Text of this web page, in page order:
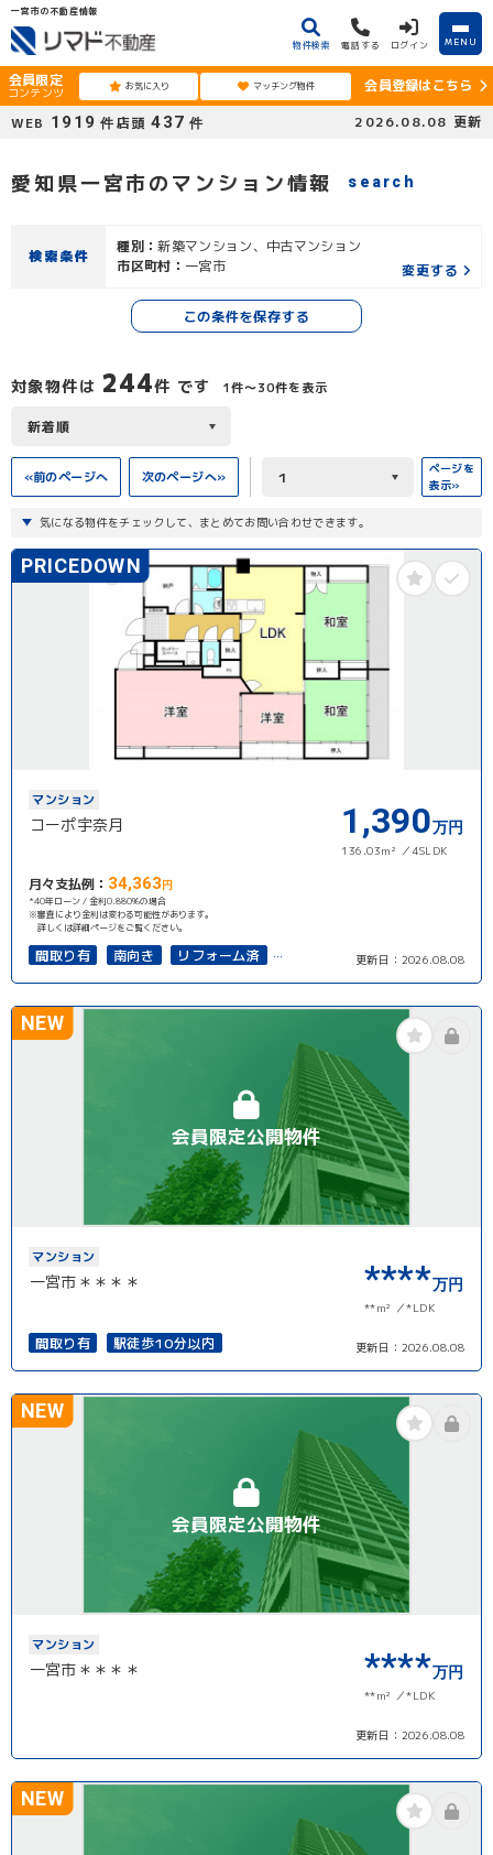
一宮市の不動産情報
物件検索 電話する ログイン MENU
会員限定
コンテンツ お気に入り マッチング物件
会員登録はこちら
WEB 1919 件 店頭 437 件 2026.08.08 更新
愛知県一宮市のマンション情報 search
検索条件
種別：新築マンション、中古マンション
市区町村： 一宮市 変更する
この条件を保存する
対象物件は 244件 です 1件〜30件を表示
«前のページへ 次のページへ»
ページを
表示»
気になる物件をチェックして、まとめてお問い合わせできます。
PRICEDOWN
マンション
コーポ宇奈月 1,390万円
136.03m² 4SLDK
月々支払例： 34,363 円
*40年ローン / 金利0.880%の場合
※審査により金利は変わる可能性があります。
詳しくは詳細ページをご覧ください。
間取り有 南向き
リフォーム済
更新日： 2026.08.08
会員限定公開物件
NEW
マンション
一宮市＊＊＊＊ ****万円
**m² *LDK
間取り有 駅徒歩10分以内 更新日： 2026.08.08
会員限定公開物件
NEW
マンション
一宮市＊＊＊＊ ****万円
**m² *LDK
更新日： 2026.08.08
NEW